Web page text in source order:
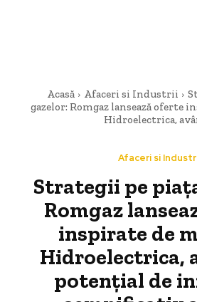
Acasă Afaceri si Industrii
gazelor: Romgaz lansează oferte
Hidroelectrica,
Afaceri si
Strategii pe
Romgaz
inspirate de
Hidroelectrica,
potențial de